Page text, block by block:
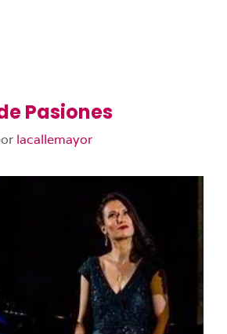
Pasiones
lacallemayor